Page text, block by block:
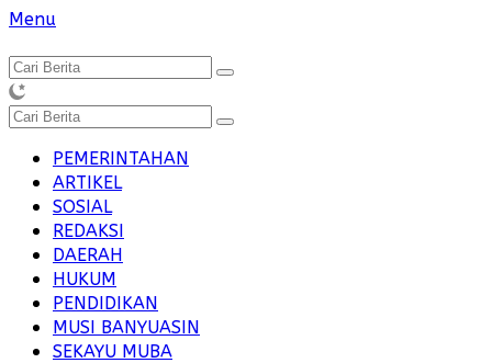
Langsung
konten
Menu
PEMERINTAHAN
ARTIKEL
SOSIAL
REDAKSI
DAERAH
HUKUM
PENDIDIKAN
MUSI BANYUASIN
SEKAYU MUBA